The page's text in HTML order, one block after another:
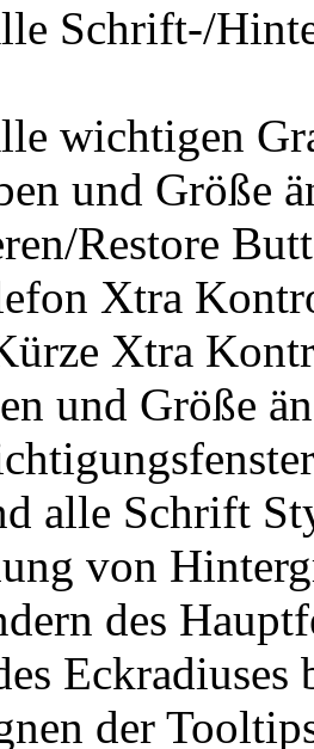
Schrift-/
wichtigen
und Größe
Restore
Xtra
Xtra
und Größe
alle Schrift
von
des
Eckradiuses
der